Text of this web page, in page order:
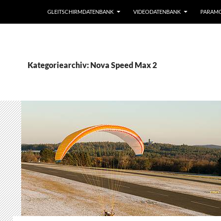
GLEITSCHIRMDATENBANK VIDEODATENBANK
Kategoriearchiv: Nova Speed Max 2